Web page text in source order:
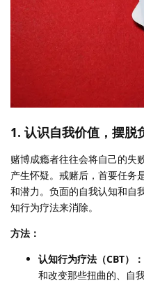
1. 认识自我价值，摆脱
赌博成瘾者往往会将自己的失
产生怀疑。戒赌后，首要任务
和潜力。负面的自我认知和自
知行为疗法来消除。
方法：
认知行为疗法（CBT）：
和改变那些扭曲的、自